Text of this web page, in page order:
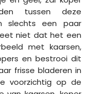
tussen deze
slechts een paar
niet dat het een
met kaarsen,
en bestrooi dit
frisse bladeren in
voorzichtig op de